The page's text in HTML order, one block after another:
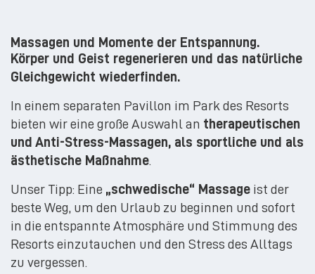
Massagen und Momente der Entspannung.
Körper und Geist regenerieren und das natürliche
Gleichgewicht wiederfinden.
In einem separaten Pavillon im Park des Resorts
bieten wir eine große Auswahl an therapeutischen
und Anti-Stress-Massagen, als sportliche und als
ästhetische Maßnahme.
Unser Tipp: Eine „schwedische“ Massage ist der
beste Weg, um den Urlaub zu beginnen und sofort
in die entspannte Atmosphäre und Stimmung des
Resorts einzutauchen und den Stress des Alltags
zu vergessen.